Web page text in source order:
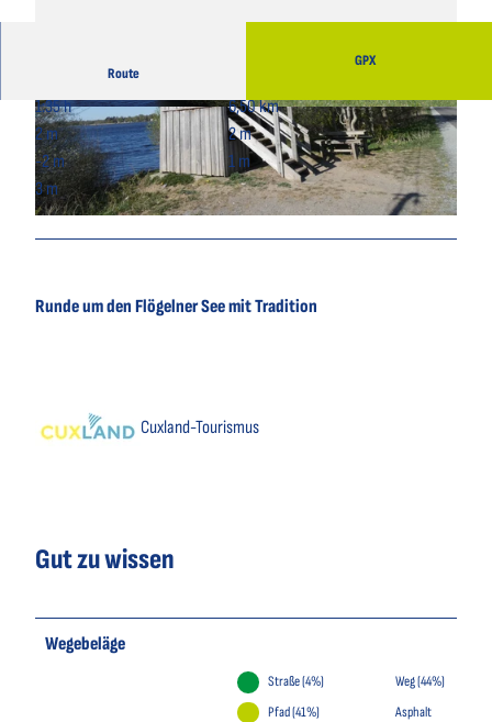
© Angela Pannek, Cuxland-Tourismus |
CC-BY
© Angela Pannek, Cuxland-Tourismus |
CC-BY
Route
GPX
1:35 h
6,50 km
2 m
2 m
-2 m
1 m
3 m
Runde um den Flögelner See mit Tradition
Cuxland-Tourismus
Gut zu wissen
Wegebeläge
Straße (4%)
Weg (44%)
Pfad (41%)
Asphalt